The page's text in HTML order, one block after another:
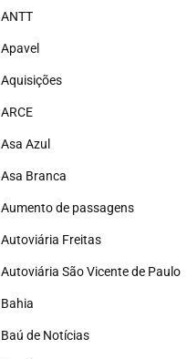
ANTT
Apavel
Aquisições
ARCE
Asa Azul
Asa Branca
Aumento de passagens
Autoviária Freitas
Autoviária São Vicente de Paulo
Bahia
Baú de Notícias